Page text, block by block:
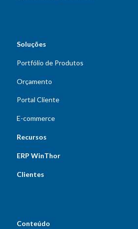
Soluções
Portfólio de Produtos
Orçamento
Portal Cliente
E-commerce
Recursos
ERP WinThor
Clientes
Conteúdo